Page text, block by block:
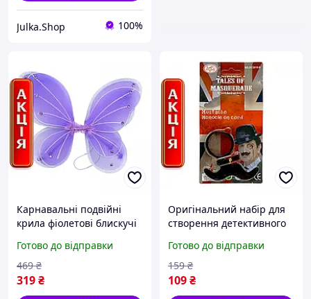
Julka.Shop 100%
Карнавальні подвійні
крила фіолетові блискучі
дівчинки феї метелика
MIC на резинці
Готово до відправки
319₴
469 ₴
Оригінальний набір для
створення детективного
для перевтілення на
свято
Готово до відправки
109₴
159 ₴